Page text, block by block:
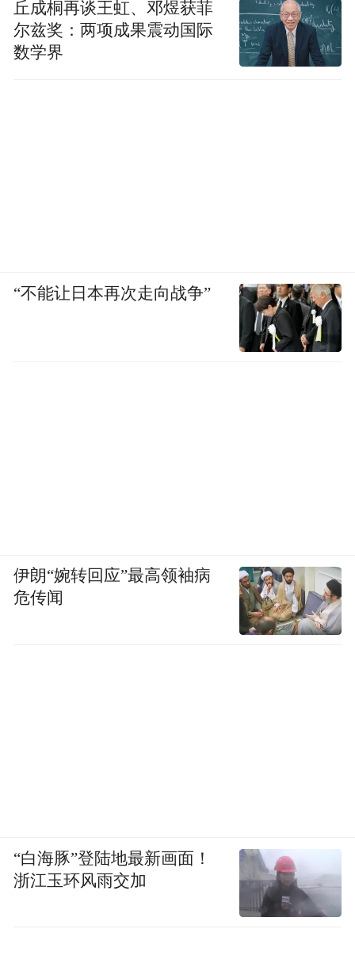
丘成桐再谈王虹、邓煜获菲
尔兹奖：两项成果震动国际
数学界
“不能让日本再次走向战争”
伊朗“婉转回应”最高领袖病
危传闻
“白海豚”登陆地最新画面！
浙江玉环风雨交加